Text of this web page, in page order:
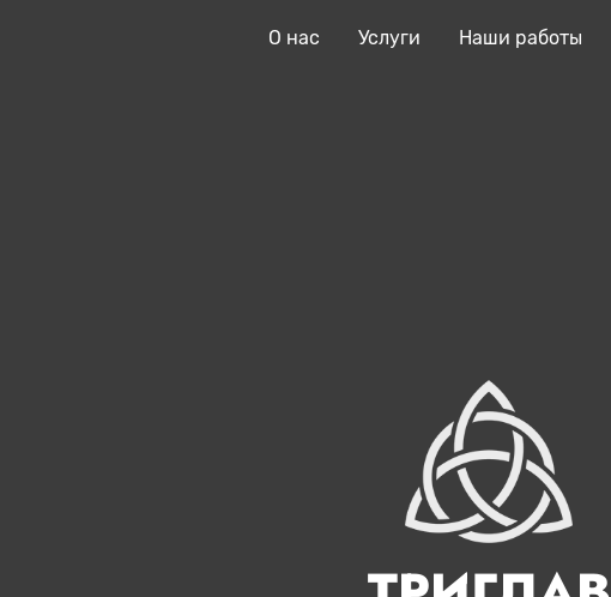
О нас Услуги Наши работы